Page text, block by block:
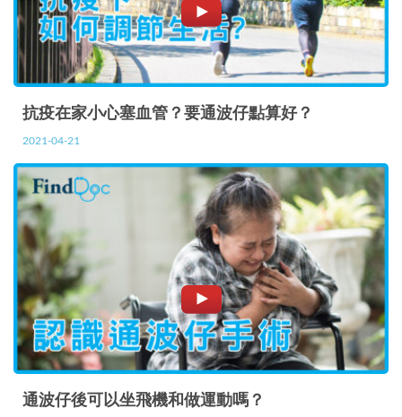
抗疫在家小心塞血管？要通波仔點算好？
2021-04-21
通波仔後可以坐飛機和做運動嗎？